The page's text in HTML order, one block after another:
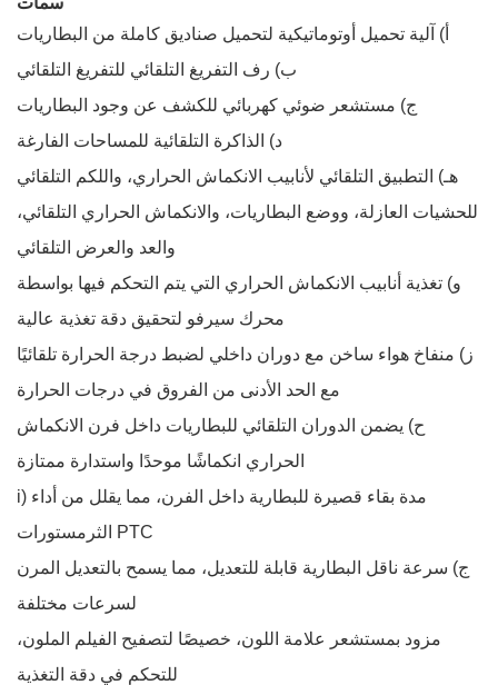
أ) آلية تحميل أوتوماتيكية لتحميل صناديق كاملة من البطاريات
ب) رف التفريغ التلقائي للتفريغ التلقائي
ج) مستشعر ضوئي كهربائي للكشف عن وجود البطاريات
د) الذاكرة التلقائية للمساحات الفارغة
هـ) التطبيق التلقائي لأنابيب الانكماش الحراري، واللكم التلقائي
للحشيات العازلة، ووضع البطاريات، والانكماش الحراري التلقائي،
والعد والعرض التلقائي
و) تغذية أنابيب الانكماش الحراري التي يتم التحكم فيها بواسطة
محرك سيرفو لتحقيق دقة تغذية عالية
ز) منفاخ هواء ساخن مع دوران داخلي لضبط درجة الحرارة تلقائيًا
مع الحد الأدنى من الفروق في درجات الحرارة
ح) يضمن الدوران التلقائي للبطاريات داخل فرن الانكماش
الحراري انكماشًا موحدًا واستدارة ممتازة
i) مدة بقاء قصيرة للبطارية داخل الفرن، مما يقلل من أداء
الثرمستورات PTC
ج) سرعة ناقل البطارية قابلة للتعديل، مما يسمح بالتعديل المرن
لسرعات مختلفة
مزود بمستشعر علامة اللون، خصيصًا لتصفيح الفيلم الملون،
للتحكم في دقة التغذية